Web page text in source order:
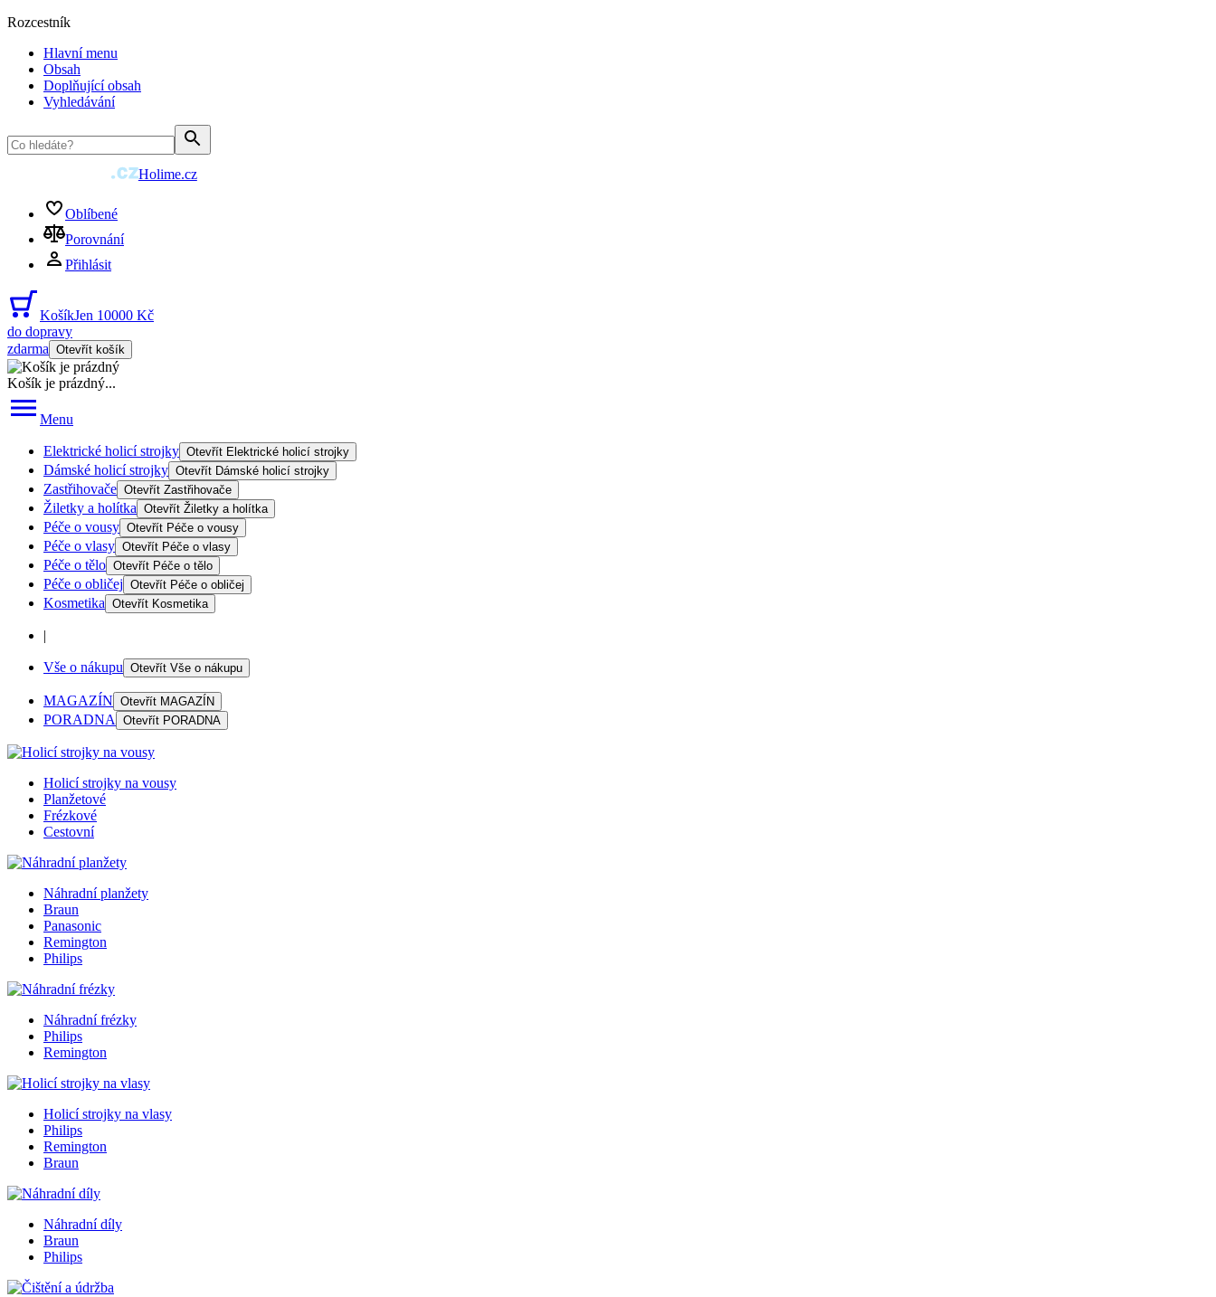
Rozcestník
Hlavní menu
Obsah
Doplňující obsah
Vyhledávání
Holime.cz
Oblíbené
Porovnání
Přihlásit
KošíkJen 10000 Kč
do dopravy
zdarma Otevřít košík
Košík je prázdný...
Menu
Elektrické holicí strojky Otevřít Elektrické holicí strojky
Dámské holicí strojky Otevřít Dámské holicí strojky
Zastřihovače Otevřít Zastřihovače
Žiletky a holítka Otevřít Žiletky a holítka
Péče o vousy Otevřít Péče o vousy
Péče o vlasy Otevřít Péče o vlasy
Péče o tělo Otevřít Péče o tělo
Péče o obličej Otevřít Péče o obličej
Kosmetika Otevřít Kosmetika
|
Vše o nákupu Otevřít Vše o nákupu
MAGAZÍN Otevřít MAGAZÍN
PORADNA Otevřít PORADNA
Holicí strojky na vousy
Planžetové
Frézkové
Cestovní
Náhradní planžety
Braun
Panasonic
Remington
Philips
Náhradní frézky
Philips
Remington
Holicí strojky na vlasy
Philips
Remington
Braun
Náhradní díly
Braun
Philips